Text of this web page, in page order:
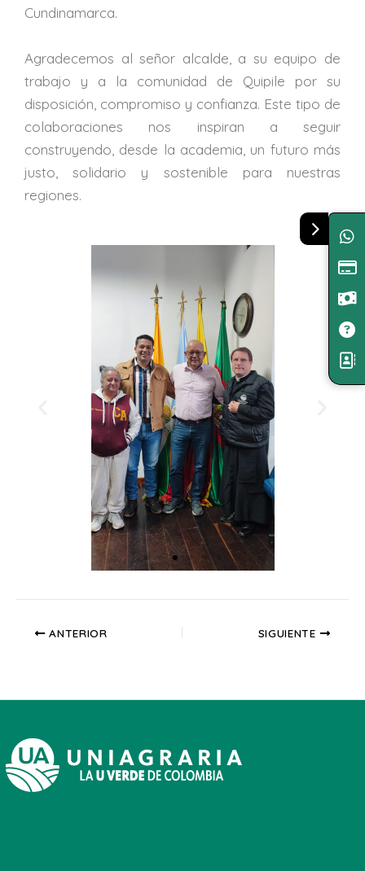
Cundinamarca.
Agradecemos al señor alcalde, a su equipo de
trabajo y a la comunidad de Quipile por su
disposición, compromiso y confianza. Este tipo de
colaboraciones nos inspiran a seguir
construyendo, desde la academia, un futuro más
justo, solidario y sostenible para nuestras
regiones.
ANTERIOR SIGUIENTE